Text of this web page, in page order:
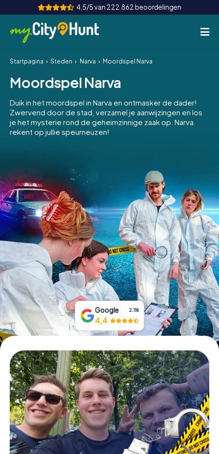
4,5/5 van 222.862 beoordelingen
Hoe het werkt
Steden
Tours
Teamevenement
INT AT
ES
IE
IT
NL
Boek tickets
Koop cadeaubonnen
Startpagina Steden Narva Moordspel Narva
Moordspel Narva
Duik in het moordspel in Narva en ontmasker de dader!
Zwervend door de stad, verzamel je aanwijzingen en los
je het mysterie rond de geheimzinnige zaak op. Narva
rekent op jullie speurneuzen!
Google 2.118
4,4